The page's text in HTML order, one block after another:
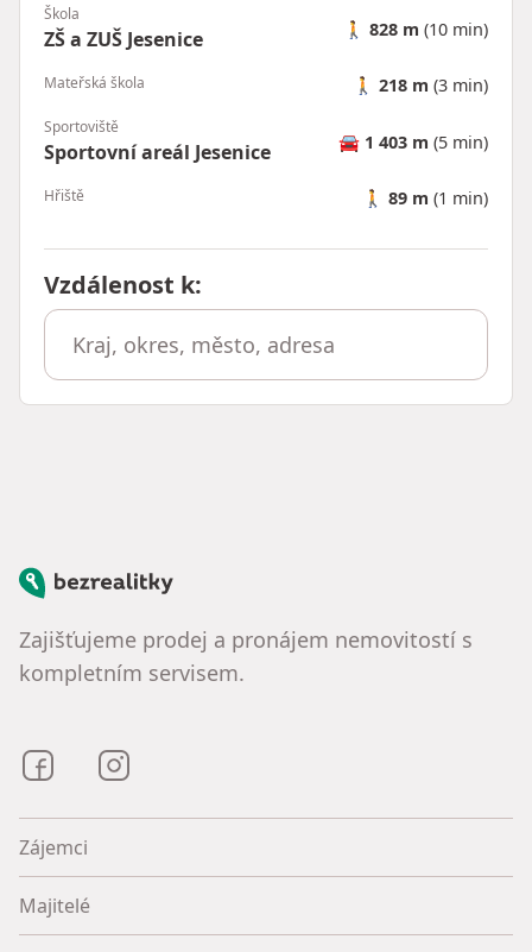
Škola
ZŠ a ZUŠ Jesenice 🚶 828 m (10 min)
Mateřská škola 🚶 218 m (3 min)
Sportoviště
Sportovní areál Jesenice 🚘 1 403 m (5 min)
Hřiště 🚶 89 m (1 min)
Vzdálenost k:
Bezrealitky
Zajišťujeme prodej a pronájem nemovitostí s
kompletním servisem.
Bezrealitky na Facebooku
Zájemci
Majitelé